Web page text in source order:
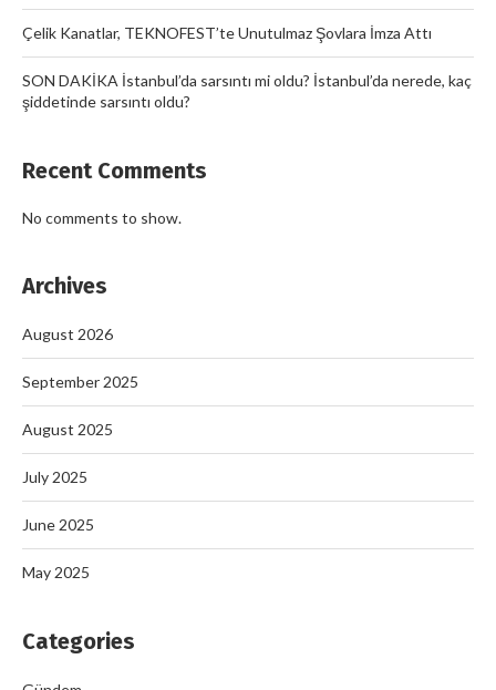
Çelik Kanatlar, TEKNOFEST’te Unutulmaz Şovlara İmza Attı
SON DAKİKA İstanbul’da sarsıntı mi oldu? İstanbul’da nerede, kaç
şiddetinde sarsıntı oldu?
Recent Comments
No comments to show.
Archives
August 2026
September 2025
August 2025
July 2025
June 2025
May 2025
Categories